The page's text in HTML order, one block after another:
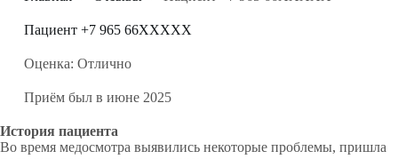
иПациент +7 965 66XXXXX
Оценка: Отлично
Приём был в июне 2025
История пациента
Во время медосмотра выявились некоторые проблемы, пришла